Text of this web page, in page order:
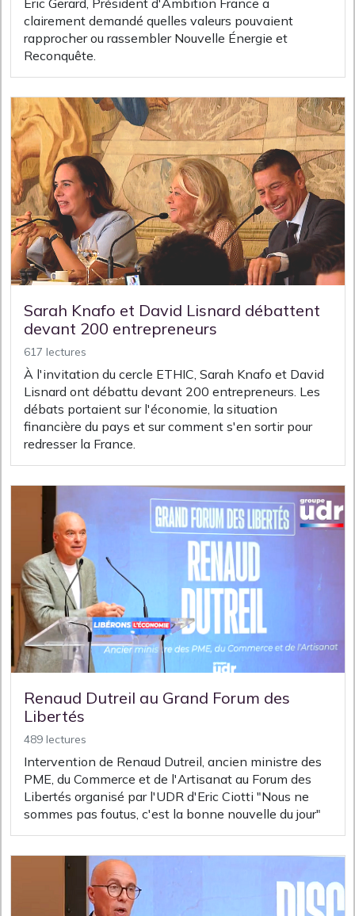
clairement demandé quelles valeurs pouvaient
rapprocher ou rassembler Nouvelle Énergie et
Reconquête.
Sarah Knafo et David Lisnard débattent
devant 200 entrepreneurs
617 lectures
À l'invitation du cercle ETHIC, Sarah Knafo et David
Lisnard ont débattu devant 200 entrepreneurs. Les
débats portaient sur l'économie, la situation
financière du pays et sur comment s'en sortir pour
redresser la France.
Renaud Dutreil au Grand Forum des
Libertés
489 lectures
Intervention de Renaud Dutreil, ancien ministre des
PME, du Commerce et de l'Artisanat au Forum des
Libertés organisé par l'UDR d'Eric Ciotti "Nous ne
sommes pas foutus, c'est la bonne nouvelle du jour"